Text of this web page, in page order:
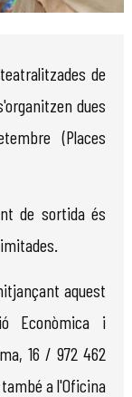
de
dues
(Places
de sortida és
aquest
Econòmica i
16 / 972 462
a l'Oficina